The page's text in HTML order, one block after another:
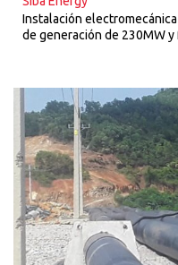
Instalación
de generación de 230MW